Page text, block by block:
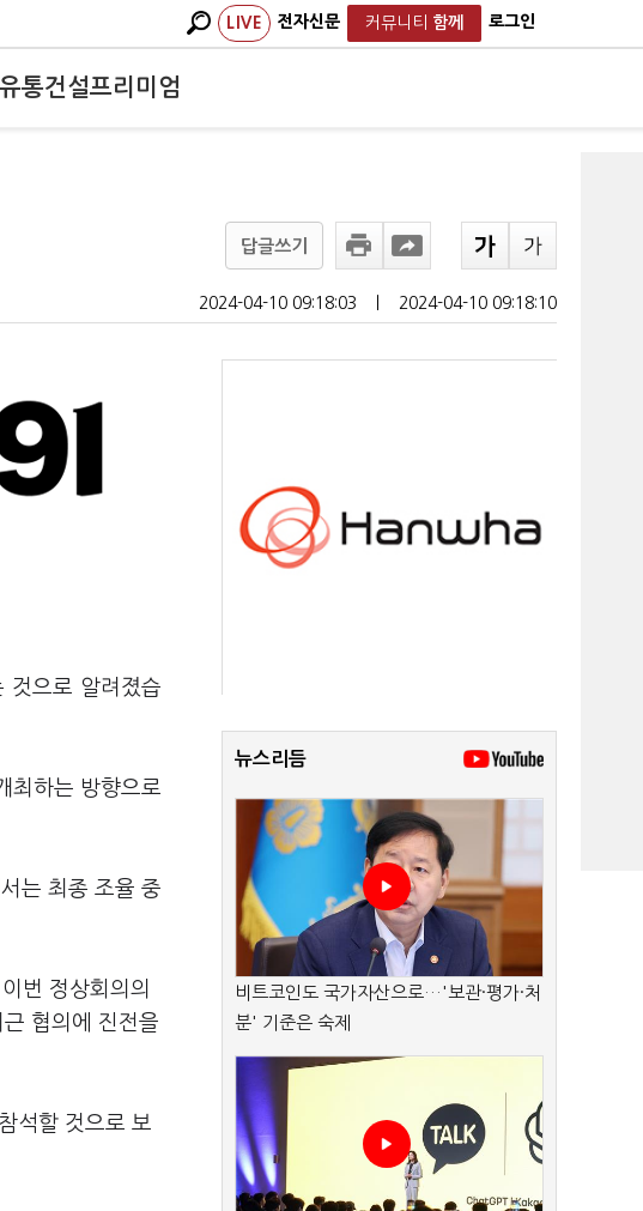
LIVE 전자신문 커뮤니티 함께 로그인
유통건설프리미엄
답글쓰기
2024-04-10 09:18:03 2024-04-10 09:18:10
것으로 알려졌습
최하는 방향으로
는 최종 조율 중
번 정상회의의
협의에 진전을
석할 것으로 보
뉴스리듬
비트코인도 국가자산으로…'보관·평가·처
분' 기준은 숙제